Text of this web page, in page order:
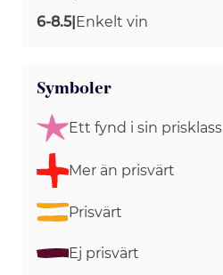
6-8.5|Enkelt vin
Symboler
Ett fynd i sin prisklass
Mer än prisvärt
Prisvärt
Ej prisvärt